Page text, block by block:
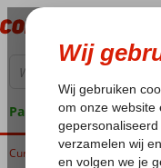
Pakketgarantie
Home
Curaçao Jan Thiel Baai